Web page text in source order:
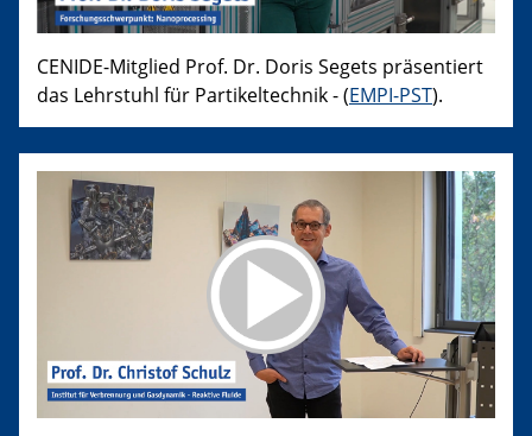
CENIDE-Mitglied Prof. Dr. Doris Segets präsentiert
das Lehrstuhl für Partikeltechnik - (EMPI-PST).